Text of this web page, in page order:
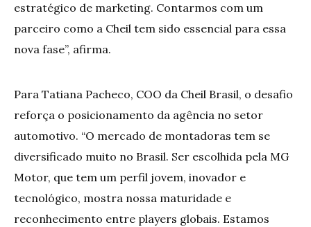
estratégico de marketing. Contarmos com um
parceiro como a Cheil tem sido essencial para essa
nova fase”, afirma.
Para Tatiana Pacheco, COO da Cheil Brasil, o desafio
reforça o posicionamento da agência no setor
automotivo. “O mercado de montadoras tem se
diversificado muito no Brasil. Ser escolhida pela MG
Motor, que tem um perfil jovem, inovador e
tecnológico, mostra nossa maturidade e
reconhecimento entre players globais. Estamos